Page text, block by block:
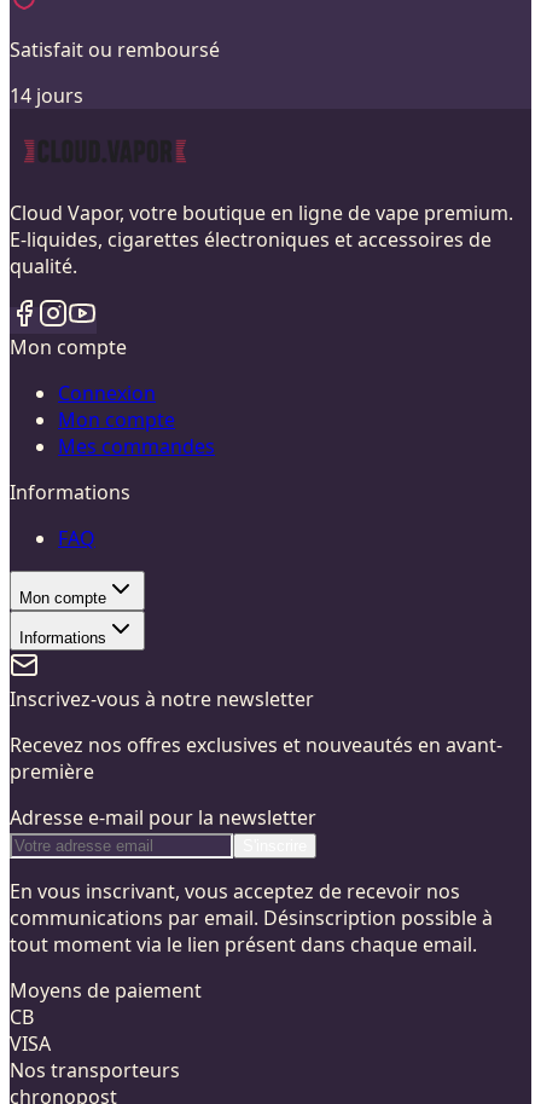
Satisfait ou remboursé
14 jours
Cloud Vapor, votre boutique en ligne de vape premium.
E-liquides, cigarettes électroniques et accessoires de
qualité.
Mon compte
Connexion
Mon compte
Mes commandes
Informations
FAQ
Mon compte
Informations
Inscrivez-vous à notre newsletter
Recevez nos offres exclusives et nouveautés en avant-
première
Adresse e-mail pour la newsletter
En vous inscrivant, vous acceptez de recevoir nos
communications par email. Désinscription possible à
tout moment via le lien présent dans chaque email.
Moyens de paiement
CB
VISA
Nos transporteurs
chronopost